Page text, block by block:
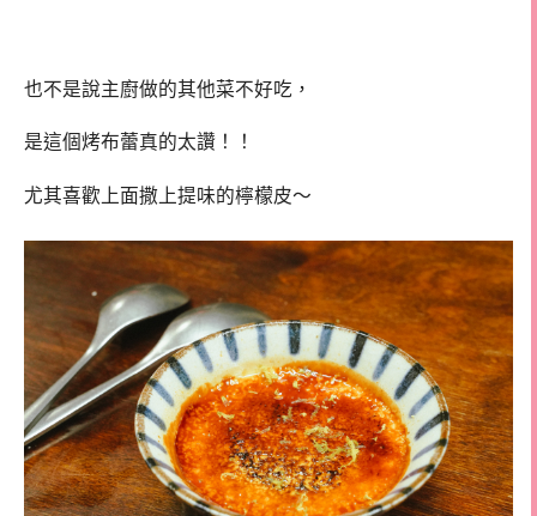
也不是說主廚做的其他菜不好吃，
是這個烤布蕾真的太讚！！
尤其喜歡上面撒上提味的檸檬皮～